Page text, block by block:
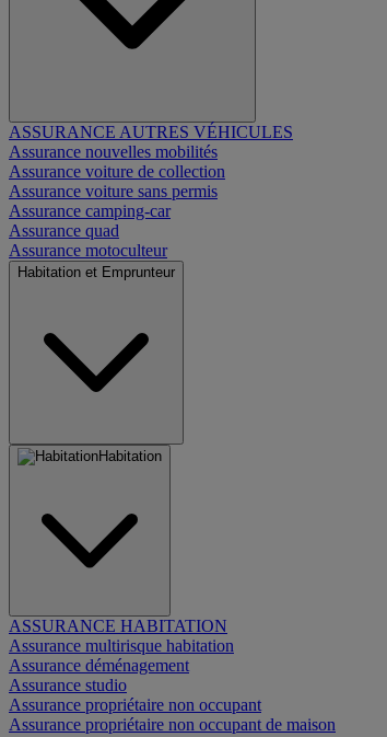
ASSURANCE AUTRES VÉHICULES
Assurance nouvelles mobilités
Assurance voiture de collection
Assurance voiture sans permis
Assurance camping-car
Assurance quad
Assurance motoculteur
Habitation et Emprunteur
Habitation
ASSURANCE HABITATION
Assurance multirisque habitation
Assurance déménagement
Assurance studio
Assurance propriétaire non occupant
Assurance propriétaire non occupant de maison